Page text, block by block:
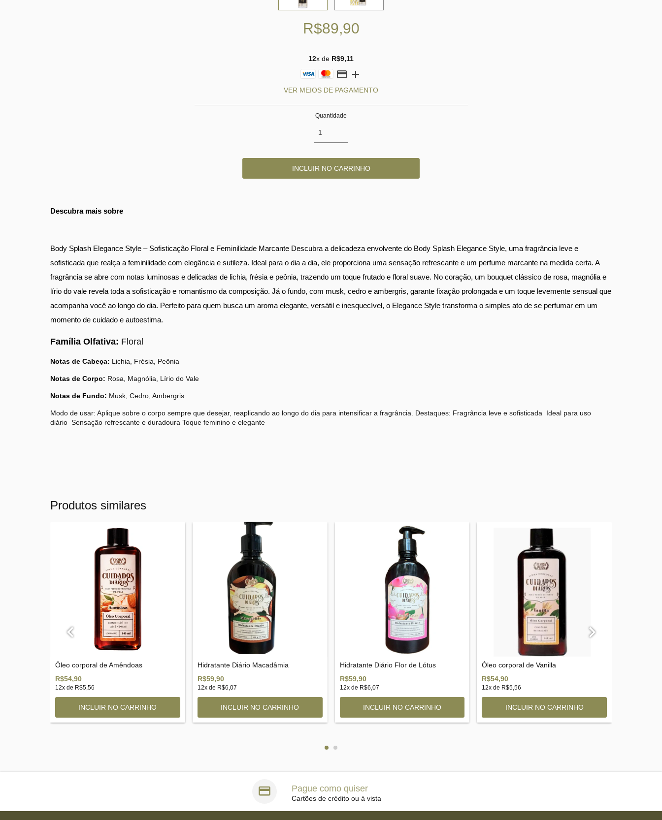
R$89,90
12x de R$9,11
VER MEIOS DE PAGAMENTO
Quantidade
Descubra mais sobre
Body Splash Elegance Style – Sofisticação Floral e Feminilidade Marcante Descubra a delicadeza envolvente do Body Splash Elegance Style, uma fragrância leve e
sofisticada que realça a feminilidade com elegância e sutileza. Ideal para o dia a dia, ele proporciona uma sensação refrescante e um perfume marcante na medida certa. A
fragrância se abre com notas luminosas e delicadas de lichia, frésia e peônia, trazendo um toque frutado e floral suave. No coração, um bouquet clássico de rosa, magnólia e
lírio do vale revela toda a sofisticação e romantismo da composição. Já o fundo, com musk, cedro e ambergris, garante fixação prolongada e um toque levemente sensual que
acompanha você ao longo do dia. Perfeito para quem busca um aroma elegante, versátil e inesquecível, o Elegance Style transforma o simples ato de se perfumar em um
momento de cuidado e autoestima.
Família Olfativa: Floral
Notas de Cabeça: Lichia, Frésia, Peônia
Notas de Corpo: Rosa, Magnólia, Lírio do Vale
Notas de Fundo: Musk, Cedro, Ambergris
Modo de usar: Aplique sobre o corpo sempre que desejar, reaplicando ao longo do dia para intensificar a fragrância. Destaques: Fragrância leve e sofisticada Ideal para uso
diário Sensação refrescante e duradoura Toque feminino e elegante
Produtos similares
Óleo corporal de Amêndoas
R$54,90
12x de R$5,56
Hidratante Diário Macadâmia
R$59,90
12x de R$6,07
Hidratante Diário Flor de Lótus
R$59,90
12x de R$6,07
Óleo corporal de Vanilla
R$54,90
12x de R$5,56
Pague como quiser
Cartões de crédito ou à vista